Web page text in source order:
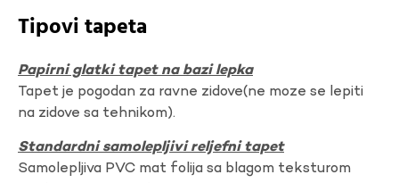
Tipovi tapeta
Papirni glatki tapet na bazi lepka
Tapet je pogodan za ravne zidove(ne moze se lepiti
na zidove sa tehnikom).
Standardni samolepljivi reljefni tapet
Samolepljiva PVC mat folija sa blagom teksturom